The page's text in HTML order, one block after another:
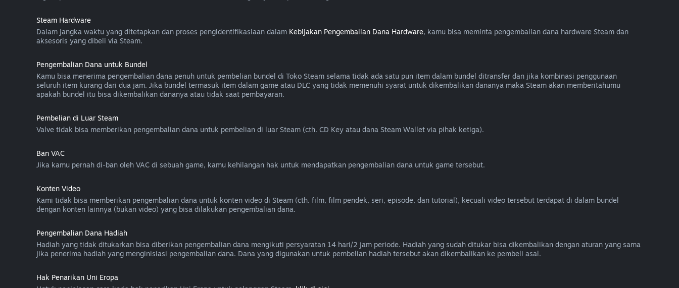
Steam Hardware
Dalam jangka waktu yang ditetapkan dan proses pengidentifikasiaan dalam Kebijakan Pengembalian Dana Hardware, kamu bisa meminta pengembalian dana hardware Steam dan
aksesoris yang dibeli via Steam.
Pengembalian Dana untuk Bundel
Kamu bisa menerima pengembalian dana penuh untuk pembelian bundel di Toko Steam selama tidak ada satu pun item dalam bundel ditransfer dan jika kombinasi penggunaan
seluruh item kurang dari dua jam. Jika bundel termasuk item dalam game atau DLC yang tidak memenuhi syarat untuk dikembalikan dananya maka Steam akan memberitahumu
apakah bundel itu bisa dikembalikan dananya atau tidak saat pembayaran.
Pembelian di Luar Steam
Valve tidak bisa memberikan pengembalian dana untuk pembelian di luar Steam (cth. CD Key atau dana Steam Wallet via pihak ketiga).
Ban VAC
Jika kamu pernah di-ban oleh VAC di sebuah game, kamu kehilangan hak untuk mendapatkan pengembalian dana untuk game tersebut.
Konten Video
Kami tidak bisa memberikan pengembalian dana untuk konten video di Steam (cth. film, film pendek, seri, episode, dan tutorial), kecuali video tersebut terdapat di dalam bundel
dengan konten lainnya (bukan video) yang bisa dilakukan pengembalian dana.
Pengembalian Dana Hadiah
Hadiah yang tidak ditukarkan bisa diberikan pengembalian dana mengikuti persyaratan 14 hari/2 jam periode. Hadiah yang sudah ditukar bisa dikembalikan dengan aturan yang sama
jika penerima hadiah yang menginisiasi pengembalian dana. Dana yang digunakan untuk pembelian hadiah tersebut akan dikembalikan ke pembeli asal.
Hak Penarikan Uni Eropa